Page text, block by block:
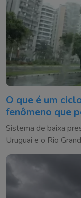
O que é um
fenômeno que
Sistema de baixa
Uruguai e o Rio
temporais e ventos